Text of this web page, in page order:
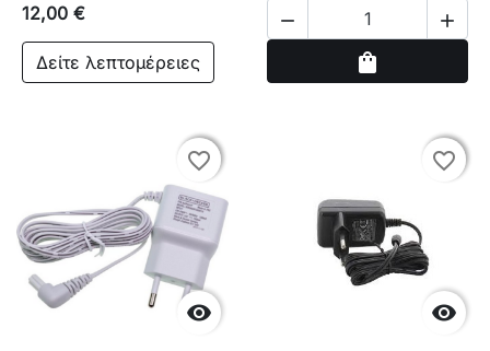
12,00 €
Δείτε λεπτομέρειες
 
shopping_bag

favorite_border
favorite_border

favorite_border
favorite_border